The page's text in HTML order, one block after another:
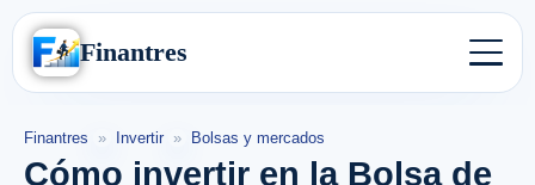
Finantres
Finantres » Invertir » Bolsas y mercados
Cómo invertir en la Bolsa de